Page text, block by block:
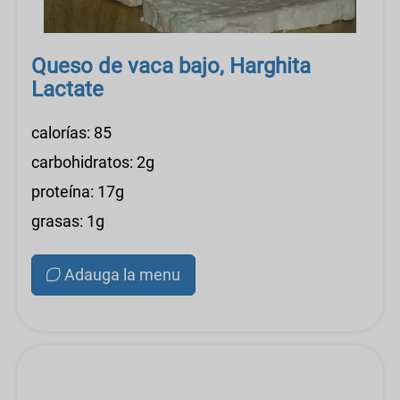
Queso de vaca bajo, Harghita
Lactate
calorías: 85
carbohidratos: 2g
proteína: 17g
grasas: 1g
Adauga la menu